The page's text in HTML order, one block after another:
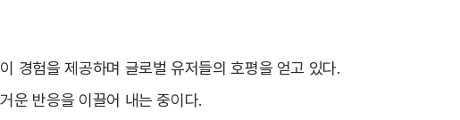
경험을 제공하며 글로벌 유저들의 호평을 얻고 있다.
운 반응을 이끌어 내는 중이다.